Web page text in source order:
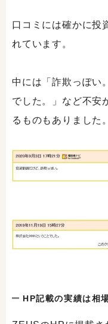
口コミには確かに投
れています。
中には「詐欺っぽい
でした。」など不安
るものもありました。
HP記載の実績は相